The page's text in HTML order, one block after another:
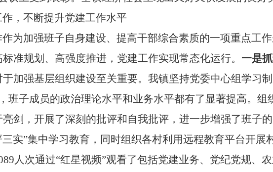
，不断提升党建工作水平
为加强班子自身建设、提高干部综合素质的一项重点工
准规划、高强度推进，党建工作实现常态化运行。 一是
加强基层组织建设至关重要。我镇坚持党委中心组学习
班子成员的政治理论水平和业务水平都有了显著提高。组
剑，开展了深刻的批评和自我批评，进一步增强了班子的
三实”集中学习教育，同时组织各村利用远程教育平台开展
人次通过“红星视频”观看了包括党建业务、党纪党规、